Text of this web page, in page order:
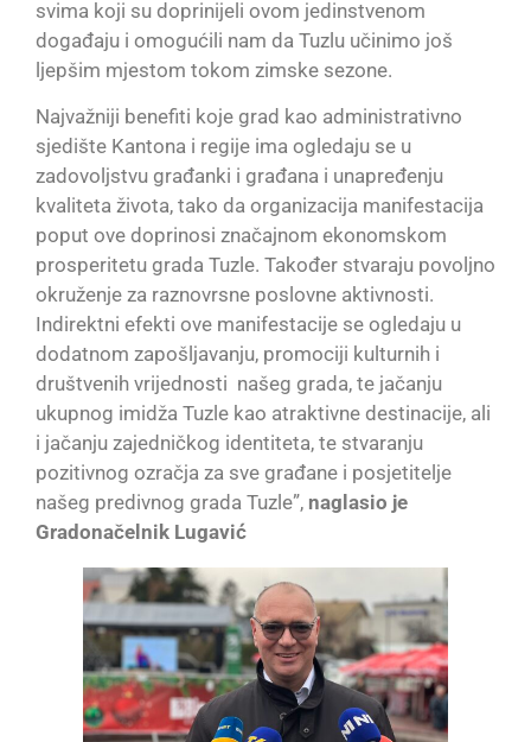
svima koji su doprinijeli ovom jedinstvenom
događaju i omogućili nam da Tuzlu učinimo još
ljepšim mjestom tokom zimske sezone.
Najvažniji benefiti koje grad kao administrativno
sjedište Kantona i regije ima ogledaju se u
zadovoljstvu građanki i građana i unapređenju
kvaliteta života, tako da organizacija manifestacija
poput ove doprinosi značajnom ekonomskom
prosperitetu grada Tuzle. Također stvaraju povoljno
okruženje za raznovrsne poslovne aktivnosti.
Indirektni efekti ove manifestacije se ogledaju u
dodatnom zapošljavanju, promociji kulturnih i
društvenih vrijednosti našeg grada, te jačanju
ukupnog imidža Tuzle kao atraktivne destinacije, ali
i jačanju zajedničkog identiteta, te stvaranju
pozitivnog ozračja za sve građane i posjetitelje
našeg predivnog grada Tuzle”, naglasio je
Gradonačelnik Lugavić